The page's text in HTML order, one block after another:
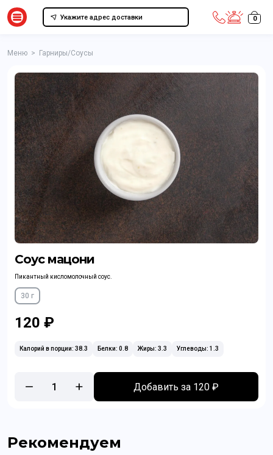
Укажите адрес доставки 0
Меню > Гарниры/Соусы
Соус мацони
Пикантный кисломолочный соус.
30 г
120 ₽
Калорий в порции: 38.3 Белки: 0.8 Жиры: 3.3 Углеводы: 1.3
1 Добавить за 120 ₽
Рекомендуем